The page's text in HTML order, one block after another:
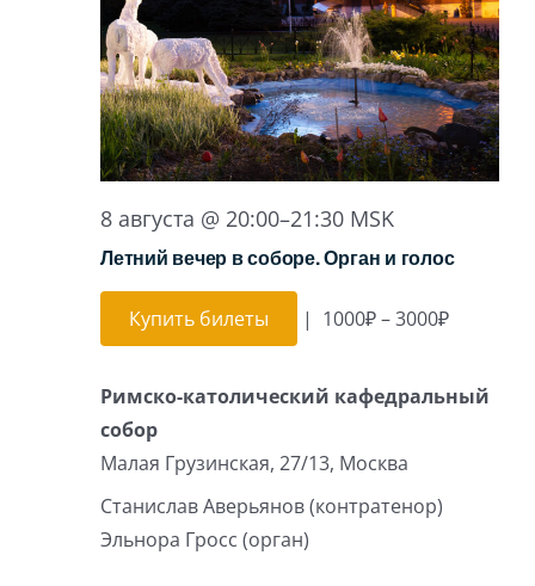
Игра на органе
8 августа @ 20:00–21:30 MSK
Летний вечер в соборе. Орган и голос
Купить билеты | 1000₽ – 3000₽
Римско-католический кафедральный
собор
Малая Грузинская, 27/13, Москва
Станислав Аверьянов (контратенор)
Эльнора Гросс (орган)